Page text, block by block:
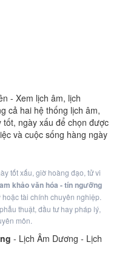
- Xem lịch âm, lịch
cả hai hệ thống lịch âm,
ngày xấu để chọn được
và cuộc sống hàng ngày
tốt xấu, giờ hoàng đạo, tử vi
khảo văn hóa - tín ngưỡng
tài chính chuyên nghiệp.
thuật, đầu tư hay pháp lý,
môn.
- Lịch Âm Dương - Lịch